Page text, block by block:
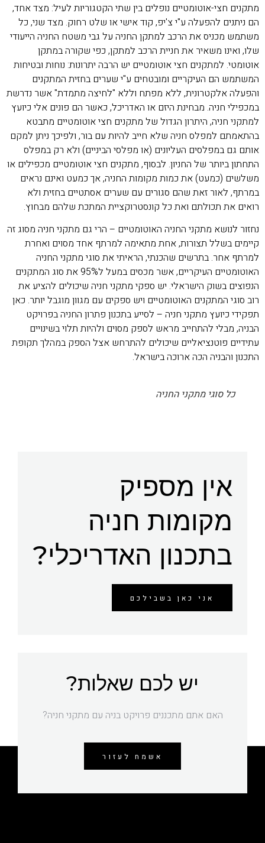
מתקנים חצי-אוטומטיים נופלים בין שתי הקטגוריות לעיל: מצד אחד,
הם ניתנים להפעלה ע"י צ'יפ, קוד אישי או שלט רחוק. מצד שני, כל
משתמש מכניס את הרכב למתקן החניה על גבי משטח החניה הייעודי
שלו, ואינו משאיר את חניית הרכב למתקן, כפי שקורה במתקן
אוטומטי. למתקנים חצי אוטומטיים יש הרבה יתרונות: נוחות ובטיחות
המשתמש הם העיקריים ומובטחים ע"י שערים בחזית המתקנים
והפעלה אלקטרונית, ללא מפתח וללא "לחיצה מתמדת" אשר נדרשת
במכפילי חניה. מבחינת היזם או האדריכל, כאשר הם פונים אלי כיועץ
למתקני חניה, היתרון הגדול של מתקנים חצי אוטומטיים מתבטא
בהתאמתם למפלס חניה שלא חייב להיות עם בור, ולפיכך ניתן למקם
אותם גם במפלסים העליונים (או מפלסי הביניים) ולא רק במפלס
התחתון ביותר של החניון. לבסוף, מתקנים חצי אוטומטיים מכפילים או
משלשים (כמעט) את כמות מקומות החניה, אך כמעט ואינם נראים
במרתף, לאור זאת שהם סגורים עם שערים אסתטיים בחזית ולא
רואים את תכולתם ואת כל קונסטרוקציית המתכת שלהם מבחוץ.
נחזור לנושא מתקני החניה האוטומטיים – הרי גם מתקני חניה מסוג זה
קיימים בשלל תצורות, אחת מתאימה למרתף אחד מסוים ואחרת
למרתף אחר. בתרשים שהכנתי, הראיתי את סוגי מתקני החניה
האוטומטיים העיקריים, אשר מכסים במעל ל95% את סוג המתקנים
הנפוצים בשוק הישראלי. יש ספקי מתקני חניה שיכולים להציע את
רוב סוגי המתקנים האוטומטיים ויש ספקים עם מגוון מוגבל יותר. כאן
תפקידי כיועץ מתקני חניה – לסייע בתכנון פתרון החניה בפרויקט
הבניה, מבלי להתחייב מראש לספק מסוים ולהיות תלוי בשינויים
עתידיים פוטנציאליים שיכולים להתרחש אצל הספק במהלך תקופת
התכנון והבניה הכה ארוכה בישראל.
כל סוגי מתקני החניה
אין מספיק
מקומות חניה
בתכנון האדריכלי?
אני כאן בשבילכם
יש לכם שאלות?
האם אתם מתכננים פרויקט בניה עם מתקני חניה?
אשמח לעזור